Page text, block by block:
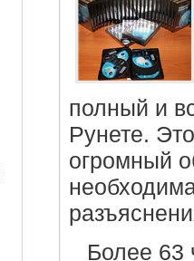
полный и
Рунете.
огромный
Более 63